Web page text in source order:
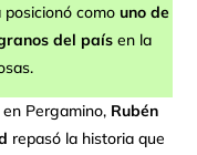
posicionó comouno de
del país en la
Pergamino, Rubén
repasó la historia que